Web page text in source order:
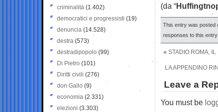
(da “
This entry was posted
responses to this
« STADIO ROMA,
LA APPENDINO
Leave a
You must be
criminalità (1.402)
democratici e progressisti (19)
denuncia (14.528)
destra (573)
destradipopolo (99)
Di Pietro (101)
Diritti civili (276)
don Gallo (9)
economia (2.331)
elezioni (3.303)